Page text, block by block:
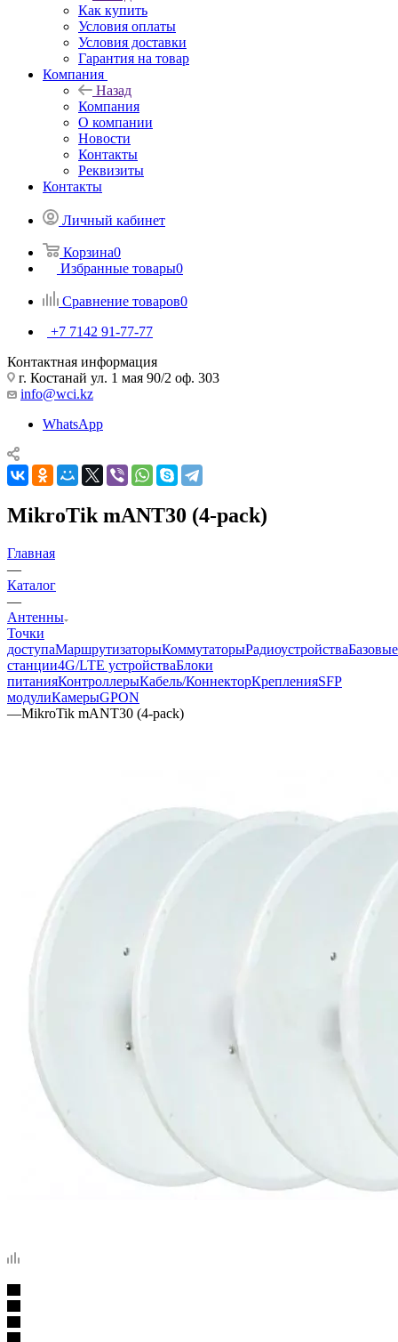
Как купить
Условия оплаты
Условия доставки
Гарантия на товар
Компания
Назад
Компания
О компании
Новости
Контакты
Реквизиты
Контакты
Личный кабинет
Корзина0
Избранные товары0
Сравнение товаров0
+7 7142 91-77-77
Контактная информация
г. Костанай ул. 1 мая 90/2 оф. 303
info@wci.kz
WhatsApp
MikroTik mANT30 (4-pack)
Главная
—
Каталог
—
Антенны
Точки
доступаМаршрутизаторыКоммутаторыРадиоустройстваБазовые
станции4G/LTE устройстваБлоки
питанияКонтроллерыКабель/КоннекторКрепленияSFP
модулиКамерыGPON
—MikroTik mANT30 (4-pack)